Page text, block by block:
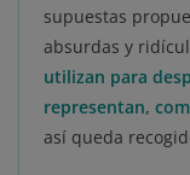
supuestas
absurdas y
utilizan para
representan,
así queda